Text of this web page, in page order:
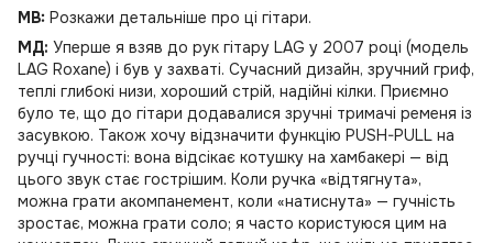
MB: Розкажи детальніше про ці гітари.
МД: Уперше я взяв до рук гітару LAG у 2007 році (модель
LAG Roxane) і був у захваті. Сучасний дизайн, зручний гриф,
теплі глибокі низи, хороший стрій, надійні кілки. Приємно
було те, що до гітари додавалися зручні тримачі ременя із
засувкою. Також хочу відзначити функцію PUSH-PULL на
ручці гучності: вона відсікає котушку на хамбакері — від
цього звук стає гострішим. Коли ручка «відтягнута»,
можна грати акомпанемент, коли «натиснута» — гучність
зростає, можна грати соло; я часто користуюся цим на